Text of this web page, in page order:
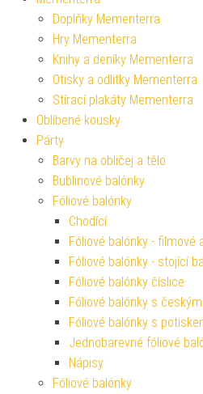
Doplňky Mementerra
Hry Mementerra
Knihy a deníky Mementerra
Otisky a odlitky Mementerra
Stírací plakáty Mementerra
Oblíbené kousky
Párty
Barvy na obličej a tělo
Bublinové balónky
Fóliové balónky
Chodící
Fóliové balónky - filmové
Fóliové balónky - stojící
Fóliové balónky číslice
Fóliové balónky s
Fóliové balónky s
Jednobarevné fóliové
Nápisy
Fóliové balónky